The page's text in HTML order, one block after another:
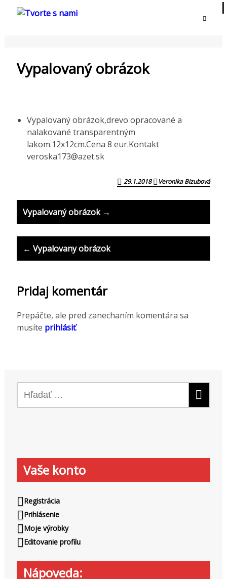
Vypalovaný obrázok
Vypalovaný obrázok,drevo opracované a
nalakované transparentným
lakom.12x12cm.Cena 8 eur.Kontakt
veroska173@azet.sk
29.1.2018 Veronika Bizubová
P
o
t
a
v
i
t
i
Vypalovaný obrázok →
← Vypalovany obrázok
Pridaj komentár
Prepáčte, ale pred zanechaním komentára sa
musíte prihlásiť.
ť
Vaše konto
Registrácia
Prihlásenie
Moje výrobky
Editovanie profilu
Nápoveda: